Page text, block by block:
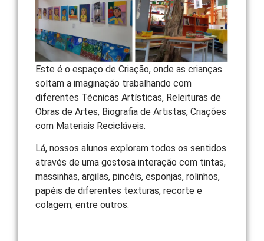
Este é o espaço de Criação, onde as crianças
soltam a imaginação trabalhando com
diferentes Técnicas Artísticas, Releituras de
Obras de Artes, Biografia de Artistas, Criações
com Materiais Recicláveis.
Lá, nossos alunos exploram todos os sentidos
através de uma gostosa interação com tintas,
massinhas, argilas, pincéis, esponjas, rolinhos,
papéis de diferentes texturas, recorte e
colagem, entre outros.